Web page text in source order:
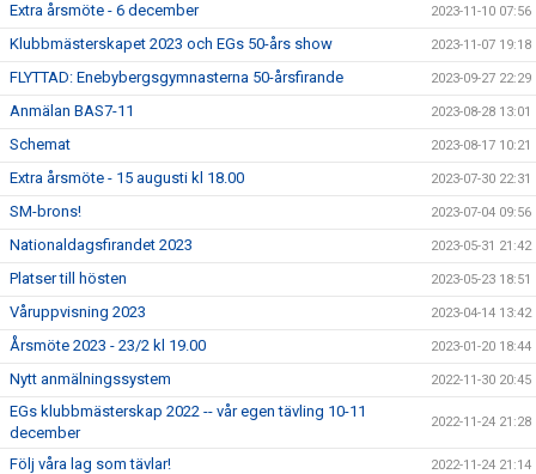
Extra årsmöte - 6 december 2023-11-10 07:56
Klubbmästerskapet 2023 och EGs 50-års show 2023-11-07 19:18
FLYTTAD: Enebybergsgymnasterna 50-årsfirande 2023-09-27 22:29
Anmälan BAS7-11 2023-08-28 13:01
Schemat 2023-08-17 10:21
Extra årsmöte - 15 augusti kl 18.00 2023-07-30 22:31
SM-brons! 2023-07-04 09:56
Nationaldagsfirandet 2023 2023-05-31 21:42
Platser till hösten 2023-05-23 18:51
Våruppvisning 2023 2023-04-14 13:42
Årsmöte 2023 - 23/2 kl 19.00 2023-01-20 18:44
Nytt anmälningssystem 2022-11-30 20:45
EGs klubbmästerskap 2022 -- vår egen tävling 10-11
december
2022-11-24 21:28
Följ våra lag som tävlar! 2022-11-24 21:14